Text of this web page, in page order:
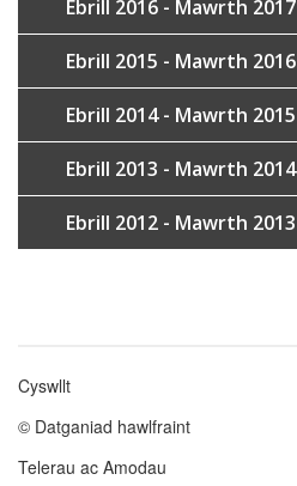
Ebrill 2016 - Mawrth 2017
Ebrill 2015 - Mawrth 2016
Ebrill 2014 - Mawrth 2015
Ebrill 2013 - Mawrth 2014
Ebrill 2012 - Mawrth 2013
Footer
menu
Cyswllt
© Datganiad hawlfraint
Telerau ac Amodau